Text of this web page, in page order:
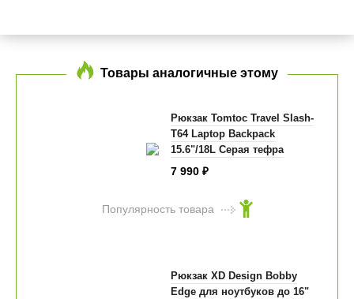
Товары аналогичные этому
Рюкзак Tomtoc Travel Slash-
T64 Laptop Backpack
15.6"/18L Серая тефра
7 990 ₽
Популярность товара
Рюкзак XD Design Bobby
Edge для ноутбуков до 16"